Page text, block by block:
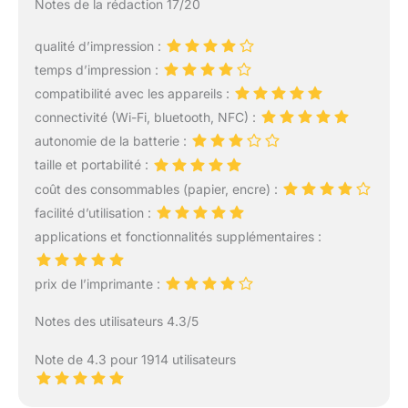
nomades que vous.
du smartphone, elle ne
de place dans votre sac.
De plus, la mini imprimante
pèse 183 g. Pas besoin
d'acheter un câble
supplémentaire,
l'imprimante photo utilise
la recharge Type-C. Une
charge complète permet
de réaliser 30 impressions.
[Utilisation Facile via
Connexion Bluetooth]
connecte rapidement aux
smartphones iOS ou
Android grâce au
Bluetooth 5.0. Libérez-
vous de nombreuses
Notes de la rédaction 17/20
qualité d’impression :
temps d’impression :
compatibilité avec les appareils :
connectivité (Wi-Fi, bluetooth, NFC) :
autonomie de la batterie :
taille et portabilité :
coût des consommables (papier, encre) :
facilité d’utilisation :
applications et fonctionnalités supplémentaires :
prix de l’imprimante :
Notes des utilisateurs 4.3/5
Note de 4.3 pour 1914 utilisateurs